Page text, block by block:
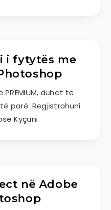
i fytytës me
duhet të
parë. Regjistrohuni
Kyçuni
në Adobe